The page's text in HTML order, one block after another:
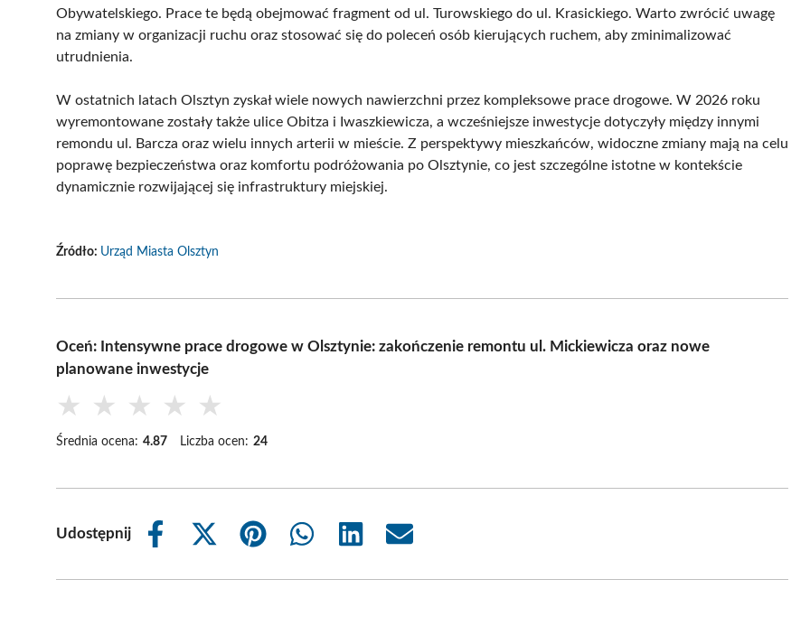
Obywatelskiego. Prace te będą obejmować fragment od ul. Turowskiego do ul. Krasickiego. Warto zwrócić uwagę
na zmiany w organizacji ruchu oraz stosować się do poleceń osób kierujących ruchem, aby zminimalizować
utrudnienia.
W ostatnich latach Olsztyn zyskał wiele nowych nawierzchni przez kompleksowe prace drogowe. W 2026 roku
wyremontowane zostały także ulice Obitza i Iwaszkiewicza, a wcześniejsze inwestycje dotyczyły między innymi
remondu ul. Barcza oraz wielu innych arterii w mieście. Z perspektywy mieszkańców, widoczne zmiany mają na celu
poprawę bezpieczeństwa oraz komfortu podróżowania po Olsztynie, co jest szczególne istotne w kontekście
dynamicznie rozwijającej się infrastruktury miejskiej.
Źródło: Urząd Miasta Olsztyn
Oceń: Intensywne prace drogowe w Olsztynie: zakończenie remontu ul. Mickiewicza oraz nowe
planowane inwestycje
★ ★ ★ ★ ★
Średnia ocena: 4.87 Liczba ocen: 24
Udostępnij
Share
Share
(Twitter)
Share
Share
Share
Share